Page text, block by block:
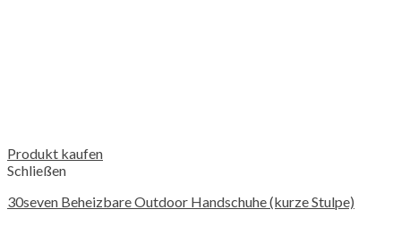
Produkt kaufen
Schließen
30seven Beheizbare Outdoor Handschuhe (kurze Stulpe)